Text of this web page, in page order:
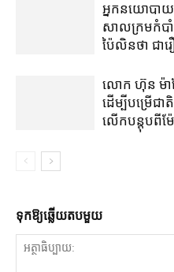
អ្នកនយោបា
សាលក្រម​កំប
ប៉ៃលិន​ថា ជា​
លោក ហ៊ុន ម៉ា
ដើម្បី​បម្រើ​ជា
លើក​បន្តុប​ពី​ម៉
ទុក​ឱ្យ​ឆ្លើយ​តប​មួយ